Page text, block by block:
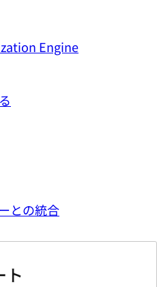
Engine
との統合
ト